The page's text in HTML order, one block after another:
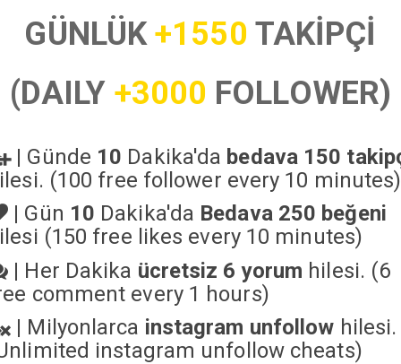
GÜNLÜK+1550 TAKİPÇİ
(DAILY +3000 FOLLOWER)
| Günde 10 Dakika'da bedava 150
(100 free follower every 10 minutes)
| Gün 10 Dakika'da Bedava 250 beğeni
(150 free likes every 10 minutes)
| Her Dakika ücretsiz 6 yorum hilesi. (6
comment every 1 hours)
| Milyonlarca instagram unfollow hilesi.
instagram unfollow cheats)